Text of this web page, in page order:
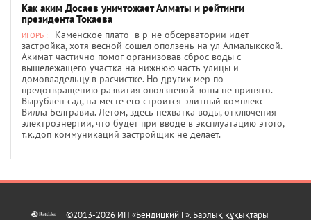
Как аким Досаев уничтожает Алматы и рейтинги
президента Токаева
ИГОРЬ : - Каменское плато- в р-не обсерватории идет
застройка, хотя весной сошел оползень на ул Алмалыкской.
Акимат частично помог организовав сброс воды с
вышележащего участка на нижнюю часть улицы и
домовладельцу в расчистке. Но других мер по
предотвращению развития оползневой зоны не принято.
Вырублен сад, на месте его строится элитный комплекс
Вилла Белгравиа. Летом, здесь нехватка воды, отключения
электроэнергии, что будет при вводе в эксплуатацию этого,
т.к.доп коммуникаций застройщик не делает.
©2013-2026 ИП «Бендицкий Г». Барлық құқықтары